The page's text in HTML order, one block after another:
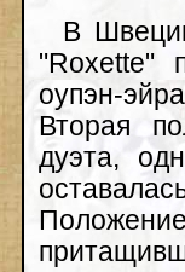
В
"Roxette"
оупэн-
Вторая
дуэта,